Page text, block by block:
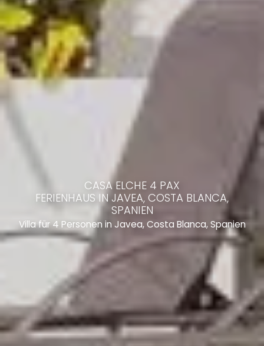
CASA ELCHE 4 PAX
FERIENHAUS IN JAVEA, COSTA BLANCA,
SPANIEN
Villa für 4 Personen in Javea, Costa Blanca, Spanien